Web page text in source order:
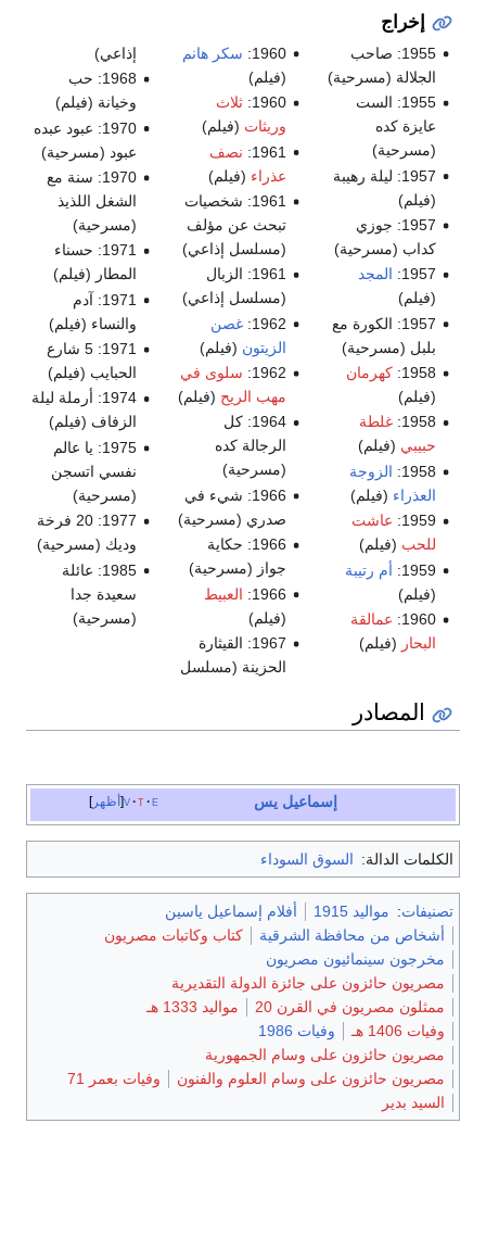
إخراج
1955: صاحب
الجلالة (مسرحية)
1955: الست
عايزة كده
(مسرحية)
1957: ليلة رهيبة
(فيلم)
1957: جوزي
كداب (مسرحية)
1957:
المجد
(فيلم)
1957: الكورة مع
بلبل (مسرحية)
1958: كهرمان
(فيلم)
1958: غلطة
حبيبي (فيلم)
1958:
الزوجة
العذراء (فيلم)
1959:
عاشت
للحب (فيلم)
1959:
أم رتيبة
(فيلم)
1960:
عمالقة
البحار (فيلم)
1960:
سكر هانم
(فيلم)
1960: ثلاث
وريثات (فيلم)
1961:
نصف
عذراء (فيلم)
1961: شخصيات
تبحث عن مؤلف
(مسلسل إذاعي)
1961: الزبال
(مسلسل إذاعي)
1962: غصن
الزيتون (فيلم)
1962:
سلوى في
مهب الريح (فيلم)
1964: كل
الرجالة كده
(مسرحية)
1966: شيء في
صدري (مسرحية)
1966: حكاية
جواز (مسرحية)
1966:
العبيط
(فيلم)
1967: القيثارة
الحزينة (مسلسل
إذاعي)
1968: حب
وخيانة (فيلم)
1970: عبود عبده
عبود (مسرحية)
1970: سنة مع
الشغل اللذيذ
(مسرحية)
1971: حسناء
المطار (فيلم)
1971: آدم
والنساء (فيلم)
1971: 5 شارع
الحبايب (فيلم)
1974: أرملة ليلة
الزفاف (فيلم)
1975: يا عالم
نفسي اتسجن
(مسرحية)
1977: 20 فرخة
وديك (مسرحية)
1985: عائلة
سعيدة جدا
(مسرحية)
المصادر
أظهر v t e إسماعيل يس
الكلمات الدالة: السوق السوداء
تصنيفات: مواليد 1915
أفلام إسماعيل ياسين
أشخاص من محافظة الشرقية
كتاب وكاتبات مصريون
مخرجون سينمائيون مصريون
مصريون حائزون على جائزة الدولة التقديرية
ممثلون مصريون في القرن 20
مواليد 1333 هـ
وفيات 1406 هـ
وفيات 1986
مصريون حائزون على وسام الجمهورية
مصريون حائزون على وسام العلوم والفنون
وفيات بعمر 71
السيد بدير